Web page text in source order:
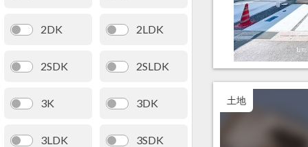
2DK 2LDK
2SDK 2SLDK
3K 3DK
3LDK 3SDK
土地